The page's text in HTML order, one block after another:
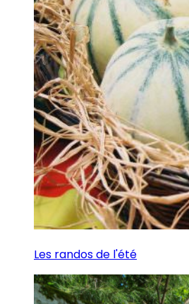
Les randos de l'été